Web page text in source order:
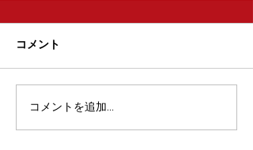
コメント
コメントを追加…